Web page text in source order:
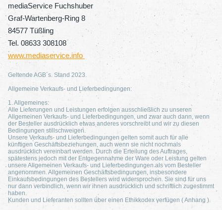
mediaService Fuchshuber
Graf-Wartenberg-Ring 8
84577 Tüßling
Tel. 08633 308108
www.mediaservice.info
Geltende AGB´s. Stand 2023.
Allgemeine Verkaufs- und Lieferbedingungen:
1. Allgemeines:
Alle Lieferungen und Leistungen erfolgen ausschließlich zu unseren
Allgemeinen Verkaufs- und Lieferbedingungen, und zwar auch dann, wenn
der Besteller ausdrücklich etwas anderes vorschreibt und wir zu diesen
Bedingungen stillschweigen.
Unsere Verkaufs- und Lieferbedingungen gelten somit auch für alle
künftigen Geschäftsbeziehungen, auch wenn sie nicht nochmals
ausdrücklich vereinbart werden. Durch die Erteilung des Auftrages,
spätestens jedoch mit der Entgegennahme der Ware oder Leistung gelten
unsere Allgemeinen Verkaufs- und Lieferbedingungen als vom Besteller
angenommen. Allgemeinen Geschäftsbedingungen, insbesondere
Einkaufsbedingungen des Bestellers wird widersprochen. Sie sind für uns
nur dann verbindlich, wenn wir ihnen ausdrücklich und schriftlich zugestimmt
haben.
Kunden und Lieferanten sollten über einen Ethikkodex verfügen ( Anhang ).